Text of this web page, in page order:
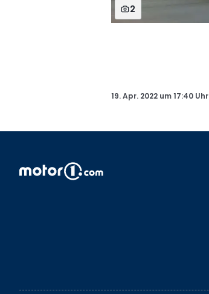
2
19. Apr. 2022 um17:40 Uhr